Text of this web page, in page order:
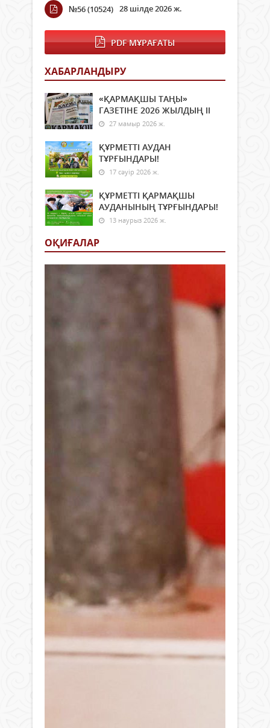
№56 (10524) 28 шілде 2026 ж.
PDF МҰРАҒАТЫ
ХАБАРЛАНДЫРУ
«ҚАРМАҚШЫ ТАҢЫ»
ГАЗЕТІНЕ 2026 ЖЫЛДЫҢ ІI
27 мамыр 2026 ж.
ҚҰРМЕТТІ АУДАН
ТҰРҒЫНДАРЫ!
17 сәуір 2026 ж.
ҚҰРМЕТТІ ҚАРМАҚШЫ
АУДАНЫНЫҢ ТҰРҒЫНДАРЫ!
13 наурыз 2026 ж.
ОҚИҒАЛАР